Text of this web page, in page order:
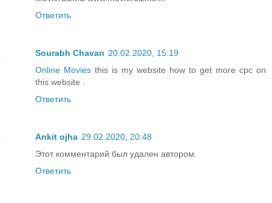
Ответить
Sourabh Chavan 20.02.2020, 15:19
Online Movies this is my website how to get more cpc on
this website .
Ответить
Ankit ojha 29.02.2020, 20:48
Этот комментарий был удален автором.
Ответить